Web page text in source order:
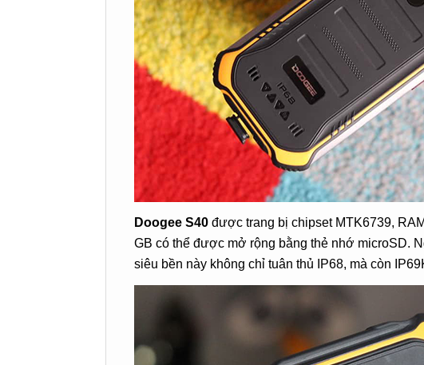
Doogee S40 được trang bị chipset MTK6739,
GB có thể được mở rộng bằng thẻ nhớ microSD.
siêu bền này không chỉ tuân thủ IP68, mà còn